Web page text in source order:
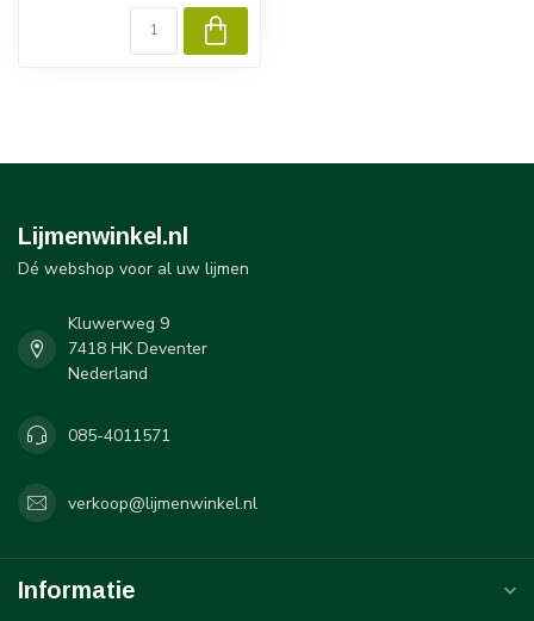
Lijmenwinkel.nl
Dé webshop voor al uw lijmen
Kluwerweg 9
7418 HK Deventer
Nederland
085-4011571
verkoop@lijmenwinkel.nl
Informatie